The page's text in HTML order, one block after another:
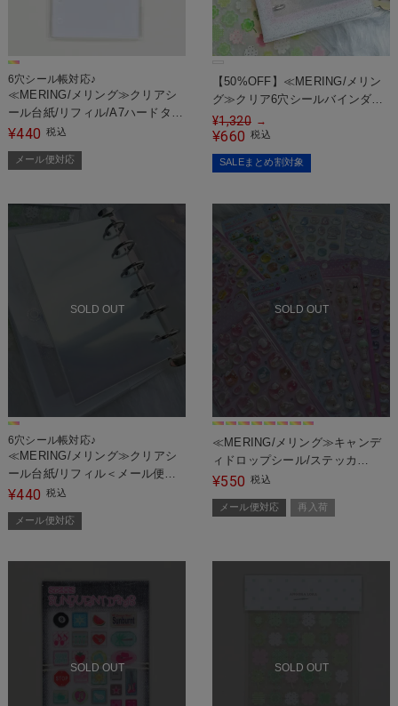
6穴シール帳対応♪
≪MERING/メリング≫クリアシ
ール台紙/リフィル/A7ハードタイ
プ/10枚入り＜メール便対応＞
¥440 税込
メール便対応
【50%OFF】≪MERING/メリン
グ≫クリア6穴シールバインダー/
シール帳/クローバー
¥1,320 →
¥660 税込
SALEまとめ割対象
SOLD OUT
6穴シール帳対応♪
≪MERING/メリング≫クリアシ
ール台紙/リフィル＜メール便対
応＞
¥440 税込
メール便対応
SOLD OUT
≪MERING/メリング≫キャンデ
ィドロップシール/ステッカ
ー/Candy Drops Collection
¥550 税込
メール便対応 再入荷
SOLD OUT SOLD OUT